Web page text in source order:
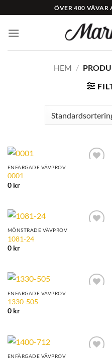
to
content
ÖVER 400 VÄVAR
HEM /
ENFÄRGADE VÄVPROV
0001
0 kr
MÖNSTRADE VÄVPROV
1081-24
0 kr
ENFÄRGADE VÄVPROV
1330-505
0 kr
ENFÄRGADE VÄVPROV